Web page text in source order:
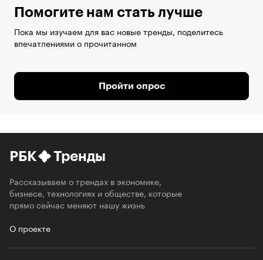
Помогите нам стать лучше
Пока мы изучаем для вас новые тренды, поделитесь
впечатлениями о прочитанном
Пройти опрос
РБК Тренды
Рассказываем о трендах в экономике,
бизнесе, технологиях и обществе, которые
прямо сейчас меняют нашу жизнь
О проекте